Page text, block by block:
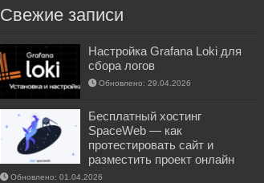
Свежие записи
Настройка Grafana Loki для
сбора логов
Обновлено: 29.04.2026
Бесплатный хостинг
SpaceWeb — как
протестировать сайт и
разместить проект онлайн
Обновлено: 01.04.2026